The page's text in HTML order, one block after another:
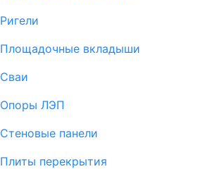
Ригели
Площадочные вкладыши
Сваи
Опоры ЛЭП
Стеновые панели
Плиты перекрытия